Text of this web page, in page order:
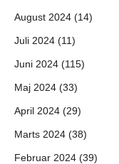
August 2024 (14)
Juli 2024 (11)
Juni 2024 (115)
Maj 2024 (33)
April 2024 (29)
Marts 2024 (38)
Februar 2024 (39)